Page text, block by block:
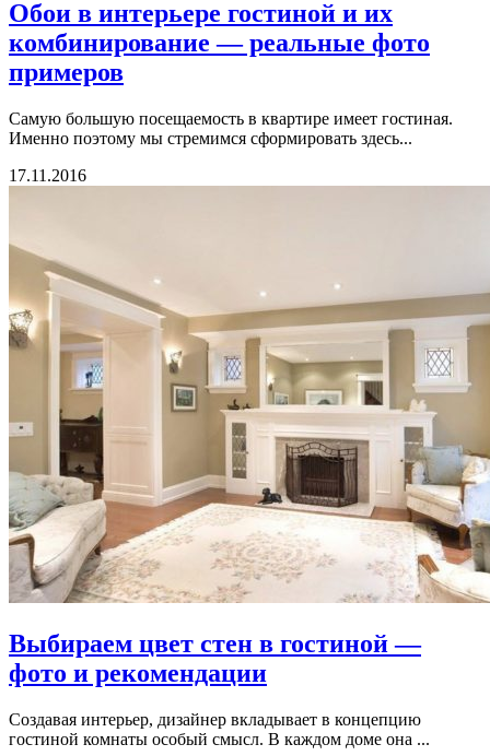
Обои в интерьере гостиной и их
комбинирование — реальные фото
примеров
Самую большую посещаемость в квартире имеет гостиная.
Именно поэтому мы стремимся сформировать здесь...
17.11.2016
Выбираем цвет стен в гостиной —
фото и рекомендации
Создавая интерьер, дизайнер вкладывает в концепцию
гостиной комнаты особый смысл. В каждом доме она ...